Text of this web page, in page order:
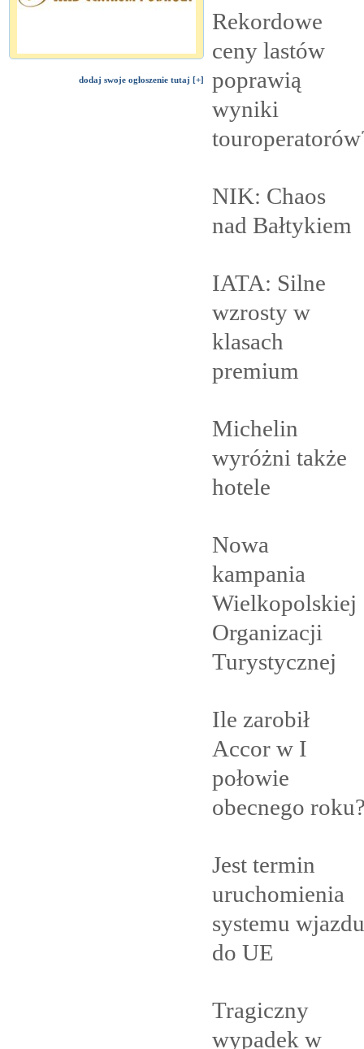
dodaj swoje ogłoszenie tutaj [+]
Rekordowe
ceny lastów
poprawią
wyniki
NIK: Chaos
nad Bałtykiem
IATA: Silne
wzrosty w
klasach
premium
Michelin
wyróżni także
hotele
Nowa
kampania
Wielkopolskiej
Organizacji
Turystycznej
Ile zarobił
Accor w I
połowie
obecnego
Jest termin
uruchomienia
systemu wjazdu
do UE
Tragiczny
wypadek w